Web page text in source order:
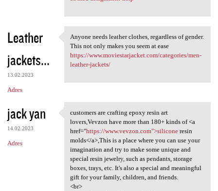
Leather
jackets...
13.02.2023
Adres
Anyone needs leather clothes,
Anyone needs leather clothes, regardless of gender.
This not only makes you seem at ease
https://www.moviestarjacket.com/categories/men-
leather-jackets/
jack yan
14.02.2023
Adres
customers are crafting epoxy
customers are crafting epoxy resin art
lovers,Vevzon have more than 180+ kinds of <a
href="https://www.vevzon.com">siliconeresin
molds</a>,This is a place where you can use your
imagination and try to make some unique and
special resin jewelry, such as pendants, storage
boxes, trays, etc. It's also a special and meaningful
gift for your family, children, and friends.
<br>